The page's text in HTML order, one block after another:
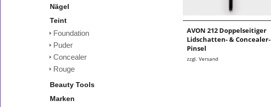
Nägel
Teint
Foundation
Puder
Concealer
Rouge
Beauty Tools
Marken
AVON 212 Doppelseitiger
Lidschatten- & Concealer-
Pinsel
zzgl. Versand